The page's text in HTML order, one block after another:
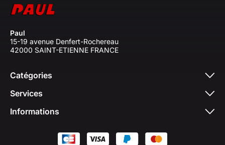
Paul
15-19 avenue Denfert-Rochereau
42000 SAINT-ETIENNE FRANCE
Catégories
Services
Informations